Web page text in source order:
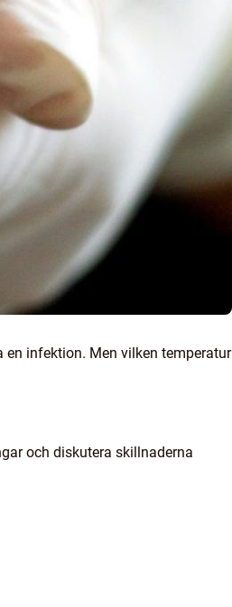
infektion. Men vilken temperatur
och diskutera skillnaderna